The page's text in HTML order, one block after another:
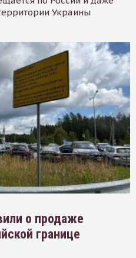
Украины
о продаже
границе